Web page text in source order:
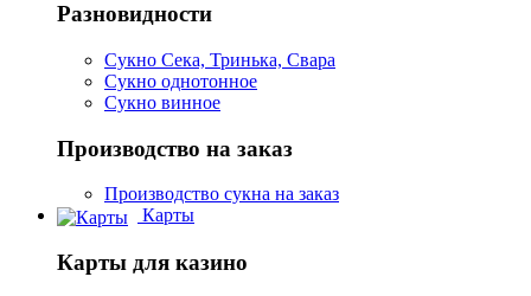
Разновидности
Сукно Сека, Тринька, Свара
Сукно однотонное
Сукно винное
Производство на заказ
Производство сукна на заказ
Карты
Карты для казино